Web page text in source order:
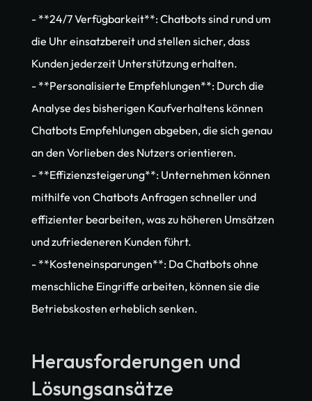
- **24/7 Verfügbarkeit**: Chatbots sind rund um
die Uhr einsatzbereit und stellen sicher, dass
Kunden jederzeit Unterstützung erhalten.
- **Personalisierte Empfehlungen**: Durch die
Analyse des bisherigen Kaufverhaltens können
Chatbots Empfehlungen abgeben, die sich genau
an den Vorlieben des Nutzers orientieren.
- **Effizienzsteigerung**: Unternehmen können
mithilfe von Chatbots Anfragen schneller und
effizienter bearbeiten, was zu höheren Umsätzen
und zufriedeneren Kunden führt.
- **Kosteneinsparungen**: Da Chatbots ohne
menschliche Eingriffe arbeiten, können sie die
Betriebskosten erheblich senken.
Herausforderungen und
Lösungsansätze